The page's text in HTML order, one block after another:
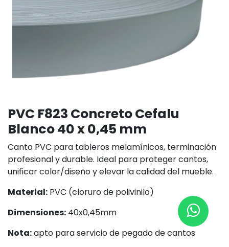
PVC F823 Concreto Cefalu
Blanco 40 x 0,45 mm
Canto PVC para tableros melamínicos, terminación
profesional y durable. Ideal para proteger cantos,
unificar color/diseño y elevar la calidad del mueble.
Material: PVC (cloruro de polivinilo)
Dimensiones: 40x0,45mm
Nota:apto para servicio de pegado de cantos